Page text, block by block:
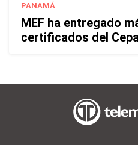
PANAMÁ
MEF ha entregado
certificados del